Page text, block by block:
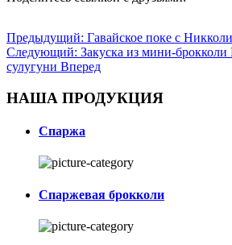
Предыдущий: Гавайское поке с
Следующий: Закуска из мини-
сулугуни Вперед
НАША ПРОДУКЦИЯ
Спаржа
Спаржевая брокколи